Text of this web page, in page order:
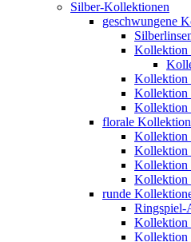
Silber-Kollektionen
geschwungene
Kollektion
Kollektion
Kollektion
Kollektion
florale
Kollektion
Kollektion
Kollektion
Kollektion
runde
Ringspiel-
Kollektion
Kollektion